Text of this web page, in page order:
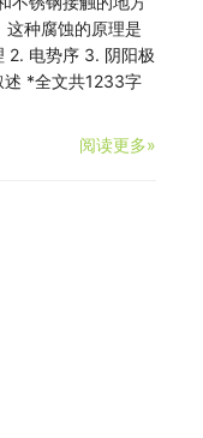
这种腐蚀的原理是
2. 电势序 3. 阴阳极
述 *全文共1233字
阅读更多»